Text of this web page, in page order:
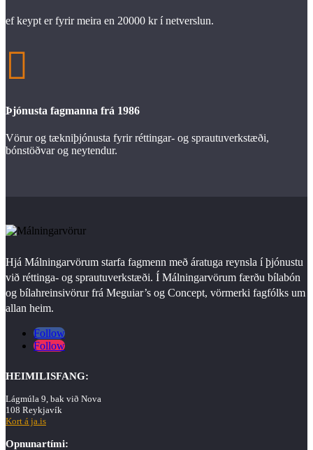
ef keypt er fyrir meira en 20000 kr í netverslun.

Þjónusta fagmanna frá 1986
Vörur og tækniþjónusta fyrir réttingar- og sprautuverkstæði,
bónstöðvar og neytendur.
Hjá Málningarvörum starfa fagmenn með áratuga reynsla í þjónustu
við réttinga- og sprautuverkstæði. Í Málningarvörum færðu bílabón
og bílahreinsivörur frá Meguiar’s og Concept, vörmerki fagfólks um
allan heim.
Follow
Follow
HEIMILISFANG:
Lágmúla 9, bak við Nova
108 Reykjavík
Kort á ja.is
Opnunartími: